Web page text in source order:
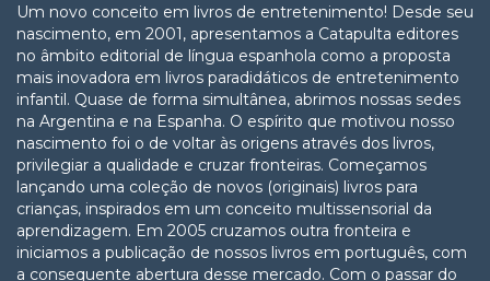
Um novo conceito em livros de entretenimento! Desde seu
nascimento, em 2001, apresentamos a Catapulta editores
no âmbito editorial de língua espanhola como a proposta
mais inovadora em livros paradidáticos de entretenimento
infantil. Quase de forma simultânea, abrimos nossas sedes
na Argentina e na Espanha. O espírito que motivou nosso
nascimento foi o de voltar às origens através dos livros,
privilegiar a qualidade e cruzar fronteiras. Começamos
lançando uma coleção de novos (originais) livros para
crianças, inspirados em um conceito multissensorial da
aprendizagem. Em 2005 cruzamos outra fronteira e
iniciamos a publicação de nossos livros em português, com
a consequente abertura desse mercado. Com o passar do